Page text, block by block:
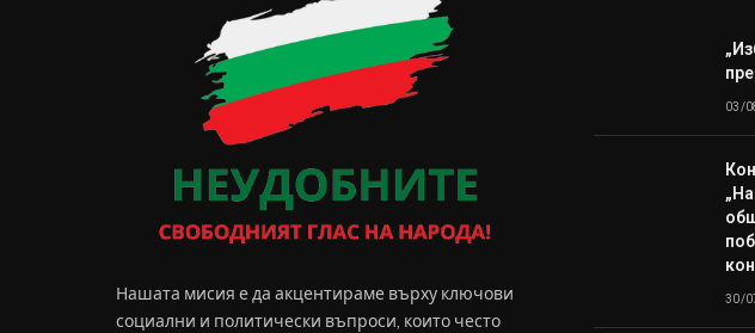
Нашата мисия е да акцентираме върху ключови
социални и политически въпроси, които често
03/
30/